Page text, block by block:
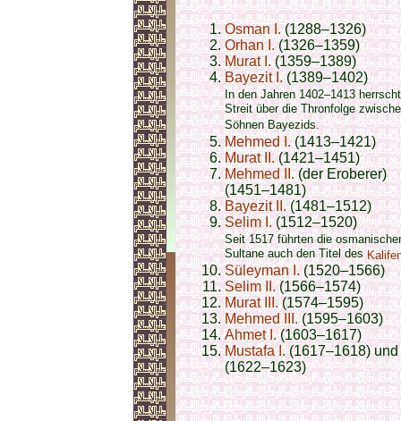
Osman I.(1288–1326)
Orhan I.(1326–1359)
Murat I.(1359–1389)
Bayezit I.(1389–1402)
In den Jahren 1402–1413
Streit über die Thronfolge
Söhnen Bayezids.
Mehmed I.(1413–1421)
Murat II.(1421–1451)
Mehmed II.(der Eroberer)
(1451–1481)
Bayezit II.(1481–1512)
Selim I.(1512–1520)
Seit 1517 führten die
Sultane auch den Titel des
Süleyman I.(1520–1566)
Selim II.(1566–1574)
Murat III.(1574–1595)
Mehmed III.(1595–1603)
Ahmet I.(1603–1617)
Mustafa I.(1617–1618) und
(1622–1623)